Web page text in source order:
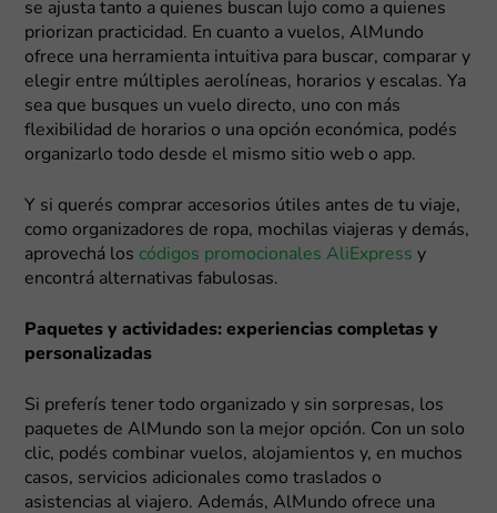
se ajusta tanto a quienes buscan lujo como a quienes
priorizan practicidad. En cuanto a vuelos, AlMundo
ofrece una herramienta intuitiva para buscar, comparar y
elegir entre múltiples aerolíneas, horarios y escalas. Ya
sea que busques un vuelo directo, uno con más
flexibilidad de horarios o una opción económica, podés
organizarlo todo desde el mismo sitio web o app.
Y si querés comprar accesorios útiles antes de tu viaje,
como organizadores de ropa, mochilas viajeras y demás,
aprovechá los códigos promocionales AliExpress y
encontrá alternativas fabulosas.
Paquetes y actividades: experiencias completas y
personalizadas
Si preferís tener todo organizado y sin sorpresas, los
paquetes de AlMundo son la mejor opción. Con un solo
clic, podés combinar vuelos, alojamientos y, en muchos
casos, servicios adicionales como traslados o
asistencias al viajero. Además, AlMundo ofrece una